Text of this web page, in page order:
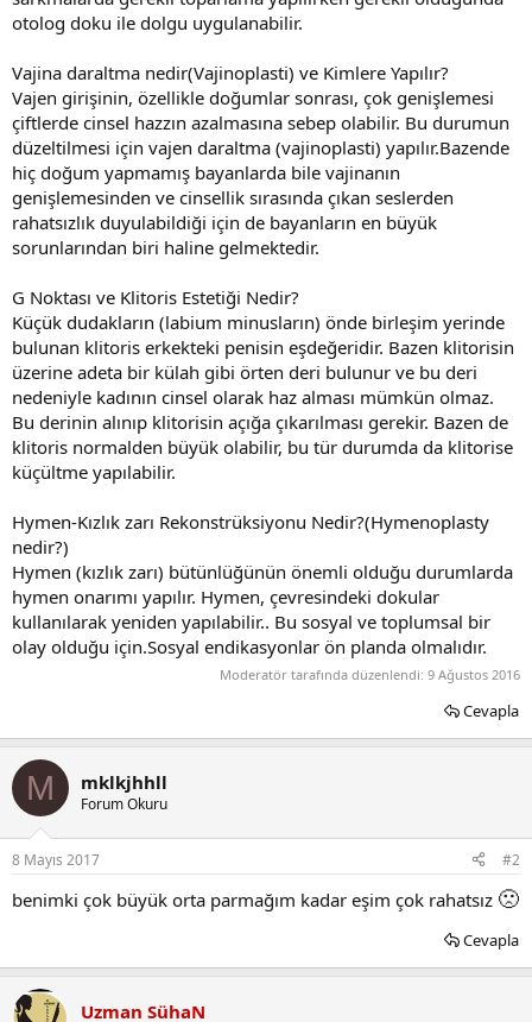
otolog doku ile dolgu uygulanabilir.
Vajina daraltma nedir(Vajinoplasti) ve Kimlere Yapılır?
Vajen girişinin, özellikle doğumlar sonrası, çok genişlemesi
çiftlerde cinsel hazzın azalmasına sebep olabilir. Bu durumun
düzeltilmesi için vajen daraltma (vajinoplasti) yapılır.Bazende
hiç doğum yapmamış bayanlarda bile vajinanın
genişlemesinden ve cinsellik sırasında çıkan seslerden
rahatsızlık duyulabildiği için de bayanların en büyük
sorunlarından biri haline gelmektedir.
G Noktası ve Klitoris Estetiği Nedir?
Küçük dudakların (labium minusların) önde birleşim yerinde
bulunan klitoris erkekteki penisin eşdeğeridir. Bazen klitorisin
üzerine adeta bir külah gibi örten deri bulunur ve bu deri
nedeniyle kadının cinsel olarak haz alması mümkün olmaz.
Bu derinin alınıp klitorisin açığa çıkarılması gerekir. Bazen de
klitoris normalden büyük olabilir, bu tür durumda da klitorise
küçültme yapılabilir.
Hymen-Kızlık zarı Rekonstrüksiyonu Nedir?(Hymenoplasty
nedir?)
Hymen (kızlık zarı) bütünlüğünün önemli olduğu durumlarda
hymen onarımı yapılır. Hymen, çevresindeki dokular
kullanılarak yeniden yapılabilir.. Bu sosyal ve toplumsal bir
olay olduğu için.Sosyal endikasyonlar ön planda olmalıdır.
Moderatör tarafında düzenlendi: 9 Ağustos 2016
Cevapla
M mklkjhhll
Forum Okuru
8 Mayıs 2017 #2
benimki çok büyük orta parmağım kadar eşim çok rahatsız 🙁
Cevapla
Uzman SühaN